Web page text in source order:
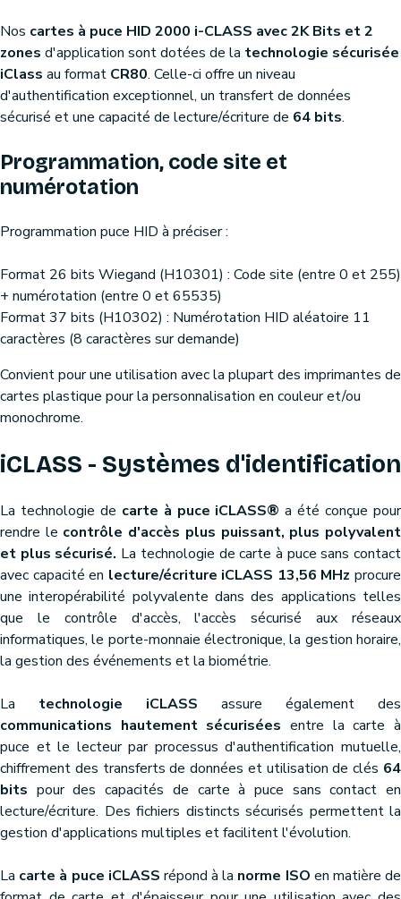
Nos cartes à puce HID 2000 i-CLASS avec 2K Bits et 2
zones d'application sont dotées de la technologie sécurisée
iClass au format CR80. Celle-ci offre un niveau
d'authentification exceptionnel, un transfert de données
sécurisé et une capacité de lecture/écriture de 64 bits.
Programmation, code site et
numérotation
Programmation puce HID à préciser :
Format 26 bits Wiegand (H10301) : Code site (entre 0 et 255)
+ numérotation (entre 0 et 65535)
Format 37 bits (H10302) : Numérotation HID aléatoire 11
caractères (8 caractères sur demande)
Convient pour une utilisation avec la plupart des imprimantes de
cartes plastique pour la personnalisation en couleur et/ou
monochrome.
iCLASS - Systèmes d'identification
La technologie de carte à puce iCLASS® a été conçue pour
rendre le contrôle d'accès plus puissant, plus polyvalent
et plus sécurisé. La technologie de carte à puce sans contact
avec capacité en lecture/écriture iCLASS 13,56 MHz procure
une interopérabilité polyvalente dans des applications telles
que le contrôle d'accès, l'accès sécurisé aux réseaux
informatiques, le porte-monnaie électronique, la gestion horaire,
la gestion des événements et la biométrie.
La technologie iCLASS assure également des
communications hautement sécurisées entre la carte à
puce et le lecteur par processus d'authentification mutuelle,
chiffrement des transferts de données et utilisation de clés 64
bits pour des capacités de carte à puce sans contact en
lecture/écriture. Des fichiers distincts sécurisés permettent la
gestion d'applications multiples et facilitent l'évolution.
La carte à puce iCLASS répond à la norme ISO en matière de